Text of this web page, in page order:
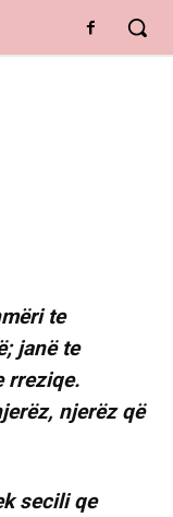
te
janë te
rreziqe.
secili qe